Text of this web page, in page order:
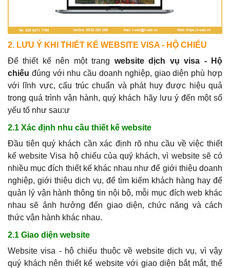
2. LƯU Ý KHI THIẾT KẾ WEBSITE VISA - HỘ CHIẾU
Để thiết kế nên một trang website dịch vụ visa - Hộ
chiếu đúng với nhu cầu doanh nghiệp, giao diện phù hợp
với lĩnh vực, cấu trúc chuẩn và phát huy được hiệu quả
trong quá trình vận hành, quý khách hãy lưu ý đến một số
yếu tố như sau:ư
2.1 Xác định nhu cầu thiết kế website
Đầu tiên quý khách cần xác định rõ nhu cầu về việc thiết
kế website Visa hộ chiếu của quý khách, vì website sẽ có
nhiều mục đích thiết kế khác nhau như để giới thiệu doanh
nghiệp, giới thiệu dịch vụ, để tìm kiếm khách hàng hay để
quản lý vận hành thông tin nội bộ, mỗi mục đích web khác
nhau sẽ ảnh hưởng đến giao diện, chức năng và cách
thức vận hành khác nhau.
2.1 Giao diện website
Website visa - hộ chiếu thuộc về website dịch vụ, vì vậy
quý khách nên thiết kế website với giao diện bắt mắt, thể